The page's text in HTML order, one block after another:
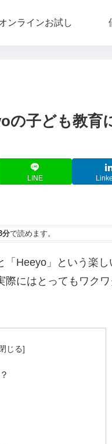
ンラインお試し
の子ども教育
LINE
分で読めます。
Heeyo」という楽
にはとってもワク